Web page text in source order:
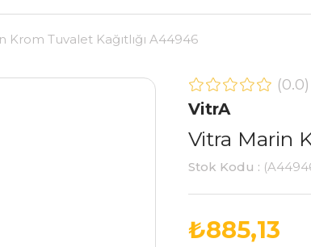
Krom Tuvalet Kağıtlığı A44946
0.0
VitrA
Vitra Marin
Stok Kodu
₺885,13